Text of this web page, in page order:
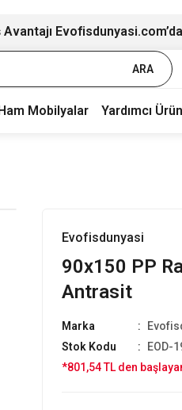
ARA
Mobilyalar Yardımcı
Evofisdunyasi
90x150 PP
Antrasit
Marka
Stok Kodu
EOD-
*801,54 TL den